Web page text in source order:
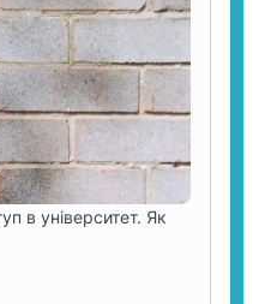
в університет. Як